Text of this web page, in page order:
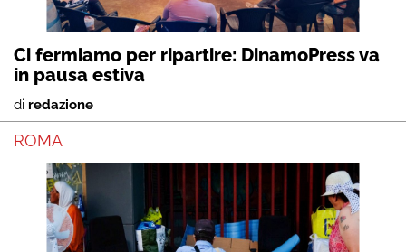
Ci fermiamo per ripartire: DinamoPress va
in pausa estiva
di redazione
ROMA